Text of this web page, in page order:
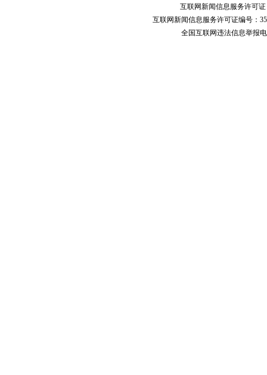
互联网新闻信息服务许可证
互联网新闻信息服务许可证编号：
全国互联网违法信息举报